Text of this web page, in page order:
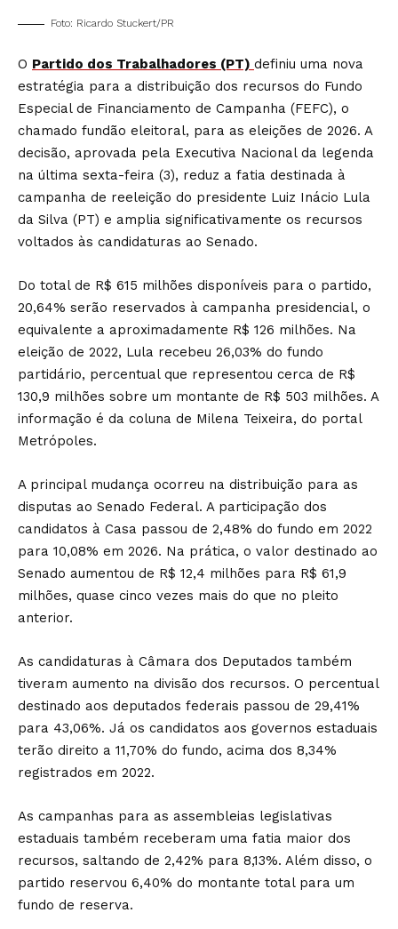
Foto: Ricardo Stuckert/PR
O Partido dos Trabalhadores (PT) definiu uma nova
estratégia para a distribuição dos recursos do Fundo
Especial de Financiamento de Campanha (FEFC), o
chamado fundão eleitoral, para as eleições de 2026. A
decisão, aprovada pela Executiva Nacional da legenda
na última sexta-feira (3), reduz a fatia destinada à
campanha de reeleição do presidente Luiz Inácio Lula
da Silva (PT) e amplia significativamente os recursos
voltados às candidaturas ao Senado.
Do total de R$ 615 milhões disponíveis para o partido,
20,64% serão reservados à campanha presidencial, o
equivalente a aproximadamente R$ 126 milhões. Na
eleição de 2022, Lula recebeu 26,03% do fundo
partidário, percentual que representou cerca de R$
130,9 milhões sobre um montante de R$ 503 milhões. A
informação é da coluna de Milena Teixeira, do portal
Metrópoles.
A principal mudança ocorreu na distribuição para as
disputas ao Senado Federal. A participação dos
candidatos à Casa passou de 2,48% do fundo em 2022
para 10,08% em 2026. Na prática, o valor destinado ao
Senado aumentou de R$ 12,4 milhões para R$ 61,9
milhões, quase cinco vezes mais do que no pleito
anterior.
As candidaturas à Câmara dos Deputados também
tiveram aumento na divisão dos recursos. O percentual
destinado aos deputados federais passou de 29,41%
para 43,06%. Já os candidatos aos governos estaduais
terão direito a 11,70% do fundo, acima dos 8,34%
registrados em 2022.
As campanhas para as assembleias legislativas
estaduais também receberam uma fatia maior dos
recursos, saltando de 2,42% para 8,13%. Além disso, o
partido reservou 6,40% do montante total para um
fundo de reserva.